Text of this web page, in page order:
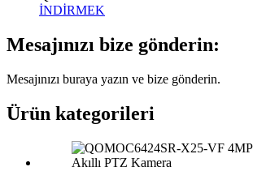
İNDİRMEK
Mesajınızı bize gönderin:
Mesajınızı buraya yazın ve bize gönderin.
Ürün kategorileri